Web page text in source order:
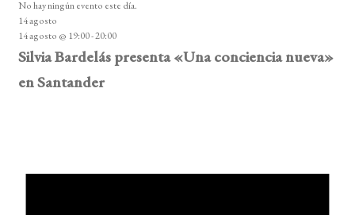
No hay ningún evento este día.
14 agosto
14 agosto @ 19:00-20:00
Silvia Bardelás presenta «Una conciencia nueva»
en Santander